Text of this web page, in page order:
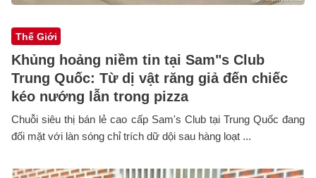
Thế Giới
Khủng hoảng niềm tin tại Sam"s Club
Trung Quốc: Từ dị vật răng giả đến chiếc
kéo nướng lẫn trong pizza
Chuỗi siêu thị bán lẻ cao cấp Sam's Club tại Trung Quốc đang
đối mặt với làn sóng chỉ trích dữ dội sau hàng loạt ...